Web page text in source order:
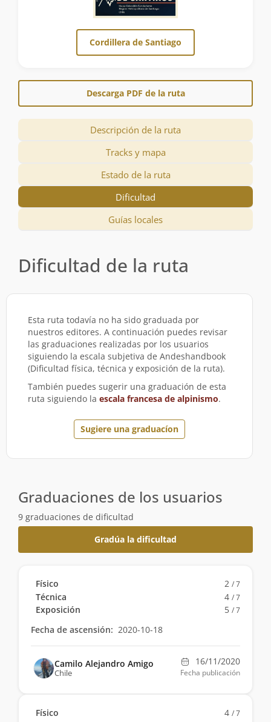
Cordillera de Santiago
Descarga PDF de la ruta
Descripción de la ruta
Tracks y mapa
Estado de la ruta
Dificultad
Guías locales
Dificultad de la ruta
Esta ruta todavía no ha sido graduada por
nuestros editores. A continuación puedes revisar
las graduaciones realizadas por los usuarios
siguiendo la escala subjetiva de Andeshandbook
(Dificultad física, técnica y exposición de la ruta).
También puedes sugerir una graduación de esta
ruta siguiendo la escala francesa de alpinismo.
Sugiere una graduacíon
Graduaciones de los usuarios
9 graduaciones de dificultad
Gradúa la dificultad
Físico 2 / 7
Técnica 4 / 7
Exposición 5 / 7
Fecha de ascensión: 2020-10-18
Camilo Alejandro Amigo
Chile
16/11/2020
Fecha publicación
Físico 4 / 7